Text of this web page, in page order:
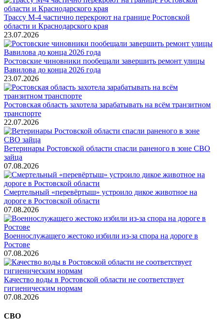
Трассу М-4 частично перекроют на границе Ростовской
области и Краснодарского края
23.07.2026
Ростовские чиновники пообещали завершить ремонт улицы
Вавилова до конца 2026 года
23.07.2026
Ростовская область захотела зарабатывать на всём транзитном
транспорте
22.07.2026
Ветеринары Ростовской области спасли раненого в зоне СВО
зайца
07.08.2026
Смертельный «перевёртыш» устроило дикое животное на
дороге в Ростовской области
07.08.2026
Военнослужащего жестоко избили из-за спора на дороге в
Ростове
07.08.2026
Качество воды в Ростовской области не соответствует
гигиеническим нормам
07.08.2026
СВО